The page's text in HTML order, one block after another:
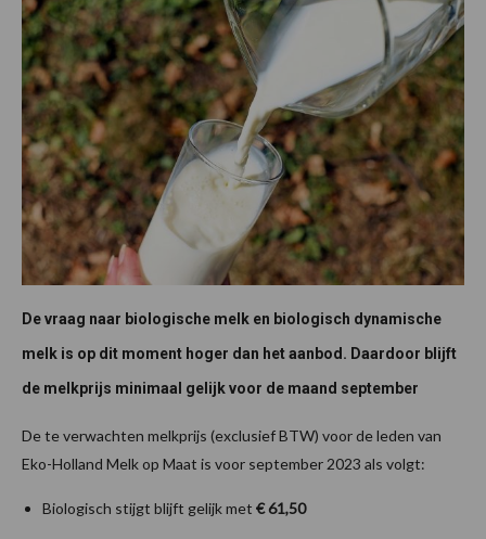
De vraag naar biologische melk en biologisch dynamische
melk is op dit moment hoger dan het aanbod. Daardoor blijft
de melkprijs minimaal gelijk voor de maand september
De te verwachten melkprijs (exclusief BTW) voor de leden van
Eko-Holland Melk op Maat is voor september 2023 als volgt:
Biologisch stijgt blijft gelijk met € 61,50